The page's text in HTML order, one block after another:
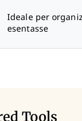
Ideale per
esentasse
Tools